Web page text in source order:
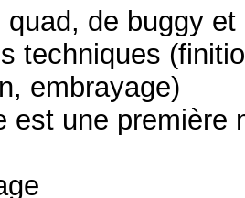
de buggy
techniques
embrayage)
est une première